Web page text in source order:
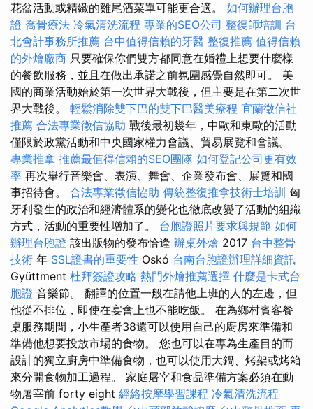
花盆活動或精緻的雞尾酒菜單可能更合適。 如何辦理台胞
證 喬骨療法 冷氣清洗流程 專業的SEO公司 整復師培訓 台
北會計事務所推薦 台中值得信賴的牙醫 整復推薦 值得信賴
的外燴廠商 只要確保你們雙方都同意在婚禮上想要什麼樣
的餐飲服務，並且在做出承諾之前氛圍感覺自然即可。 美
國的商業活動始於第一次世界大戰後，但主要是在第二次世
界大戰後。 輕鬆消除雙下巴的雙下巴醫美療程 宜蘭徵信社
推薦 合法專業徵信協助 戰後最初幾年，中歐和東歐的活動
僅限於政黨活動和中央國家權力會議、貿易展覽和會議。
專業推拿 推薦最值得信賴的SEO團隊 如何登記公司更有效
率 再次舉行音樂會、表演、舞會、企業發布會、展覽和國
事招待會。 合法專業徵信協助 傳統整復推拿技術士培訓 匈
牙利發生的政治和經濟體系的變化也徹底改變了活動的組織
方式，活動的重要性增加了。 台胞證照片要求與規範 如何
辦理台胞證 該出版物的發布恰逢 辦桌外燴 2017 台中整骨
技術 年 SSL證書的重要性 Oskó 台南台胞證辦理詳細資訊
Gyüttment 杜拜簽證攻略 熱門外燴推薦選擇 什麼是卡式台
胞證 音樂節。 翻譯的位置一般在請他上班的人的左邊，但
他從不排位，即使在宴會上也不能吃飯。 在為鄉村賓客餐
桌服務期間，小生產者38還可以使用自己的廚房來準備和
準備他想要投放市場的食物。 您也可以在專為生產目的而
設計的獨立廚房中準備食物，也可以使用大鍋、烤架或烤箱
來分開食物加工過程。 家庭屠宰和食品準備方案必須在動
物屠宰前 forty eight 經絡按摩學習課程 冷氣清洗流程